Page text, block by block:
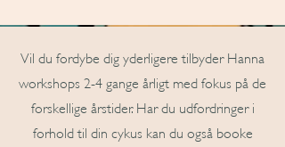
Vil du fordybe dig yderligere tilbyder Hanna
workshops 2-4 gange årligt med fokus på de
forskellige årstider. Har du udfordringer i
forhold til din cykus kan du også booke